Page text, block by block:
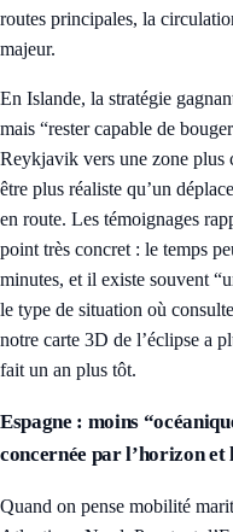
routes principales, la
majeur.
En Islande, la stratégie
mais “rester capable de
Reykjavik vers une zone plus
être plus réaliste qu’un
en route. Les témoignages
point très concret : le temps
minutes, et il existe souvent
le type de situation où
notre carte 3D de l’éclipse a
fait un an plus tôt.
Espagne : moins
concernée par l’horizon et
Quand on pense mobilité